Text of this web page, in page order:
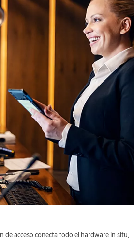
de acceso conecta todo el hardware in situ,